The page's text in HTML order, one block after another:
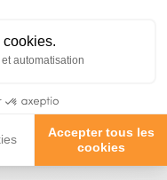
automatisation
Accepter tous les
cookies